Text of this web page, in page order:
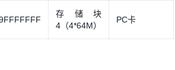
存储块
4（4*64M）
PC卡